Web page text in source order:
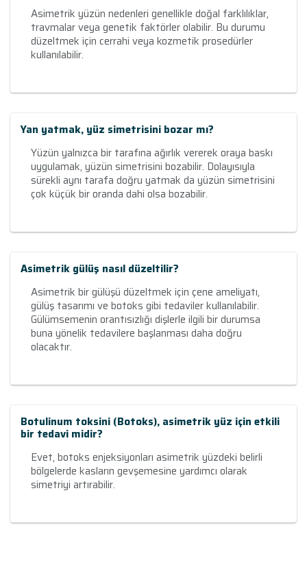
Asimetrik yüzün nedenleri genellikle doğal farklılıklar,
travmalar veya genetik faktörler olabilir. Bu durumu
düzeltmek için cerrahi veya kozmetik prosedürler
kullanılabilir.
Yan yatmak, yüz simetrisini bozar mı?
Yüzün yalnızca bir tarafına ağırlık vererek oraya baskı
uygulamak, yüzün simetrisini bozabilir. Dolayısıyla
sürekli aynı tarafa doğru yatmak da yüzün simetrisini
çok küçük bir oranda dahi olsa bozabilir.
Asimetrik gülüş nasıl düzeltilir?
Asimetrik bir gülüşü düzeltmek için çene ameliyatı,
gülüş tasarımı ve botoks gibi tedaviler kullanılabilir.
Gülümsemenin orantısızlığı dişlerle ilgili bir durumsa
buna yönelik tedavilere başlanması daha doğru
olacaktır.
Botulinum toksini (Botoks), asimetrik yüz için etkili
bir tedavi midir?
Evet, botoks enjeksiyonları asimetrik yüzdeki belirli
bölgelerde kasların gevşemesine yardımcı olarak
simetriyi artırabilir.